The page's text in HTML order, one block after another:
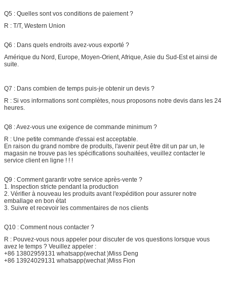
Q5 : Quelles sont vos conditions de paiement ?
R : T/T, Western Union
Q6 : Dans quels endroits avez-vous exporté ?
Amérique du Nord, Europe, Moyen-Orient, Afrique, Asie du Sud-Est et ainsi de
suite.
Q7 : Dans combien de temps puis-je obtenir un devis ?
R : Si vos informations sont complètes, nous proposons notre devis dans les 24
heures.
Q8 : Avez-vous une exigence de commande minimum ?
R : Une petite commande d'essai est acceptable.
En raison du grand nombre de produits, l'avenir peut être dit un par un, le
magasin ne trouve pas les spécifications souhaitées, veuillez contacter le
service client en ligne ! ! !
Q9 : Comment garantir votre service après-vente ?
1. Inspection stricte pendant la production
2. Vérifier à nouveau les produits avant l'expédition pour assurer notre
emballage en bon état
3. Suivre et recevoir les commentaires de nos clients
Q10 : Comment nous contacter ?
R : Pouvez-vous nous appeler pour discuter de vos questions lorsque vous
avez le temps ? Veuillez appeler :
+86 13802959131 whatsapp(wechat )Miss Deng
+86 13924029131 whatsapp(wechat )Miss Fion